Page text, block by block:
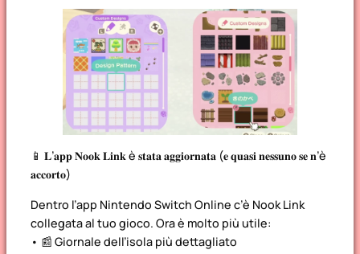
📱 𝐋’𝐚𝐩𝐩 𝐍𝐨𝐨𝐤 𝐋𝐢𝐧𝐤 è 𝐬𝐭𝐚𝐭𝐚 𝐚𝐠𝐠𝐢𝐨𝐫𝐧𝐚𝐭𝐚 (𝐞 𝐪𝐮𝐚𝐬𝐢 𝐧𝐞𝐬𝐬𝐮𝐧𝐨 𝐬𝐞 𝐧’è
𝐚𝐜𝐜𝐨𝐫𝐭𝐨)
Dentro l’app Nintendo Switch Online c’è Nook Link
collegata al tuo gioco. Ora è molto più utile:
• 📰 Giornale dell’isola più dettagliato